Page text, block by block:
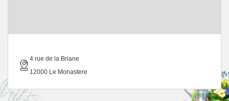
4 rue de la Briane
12000 Le Monastere